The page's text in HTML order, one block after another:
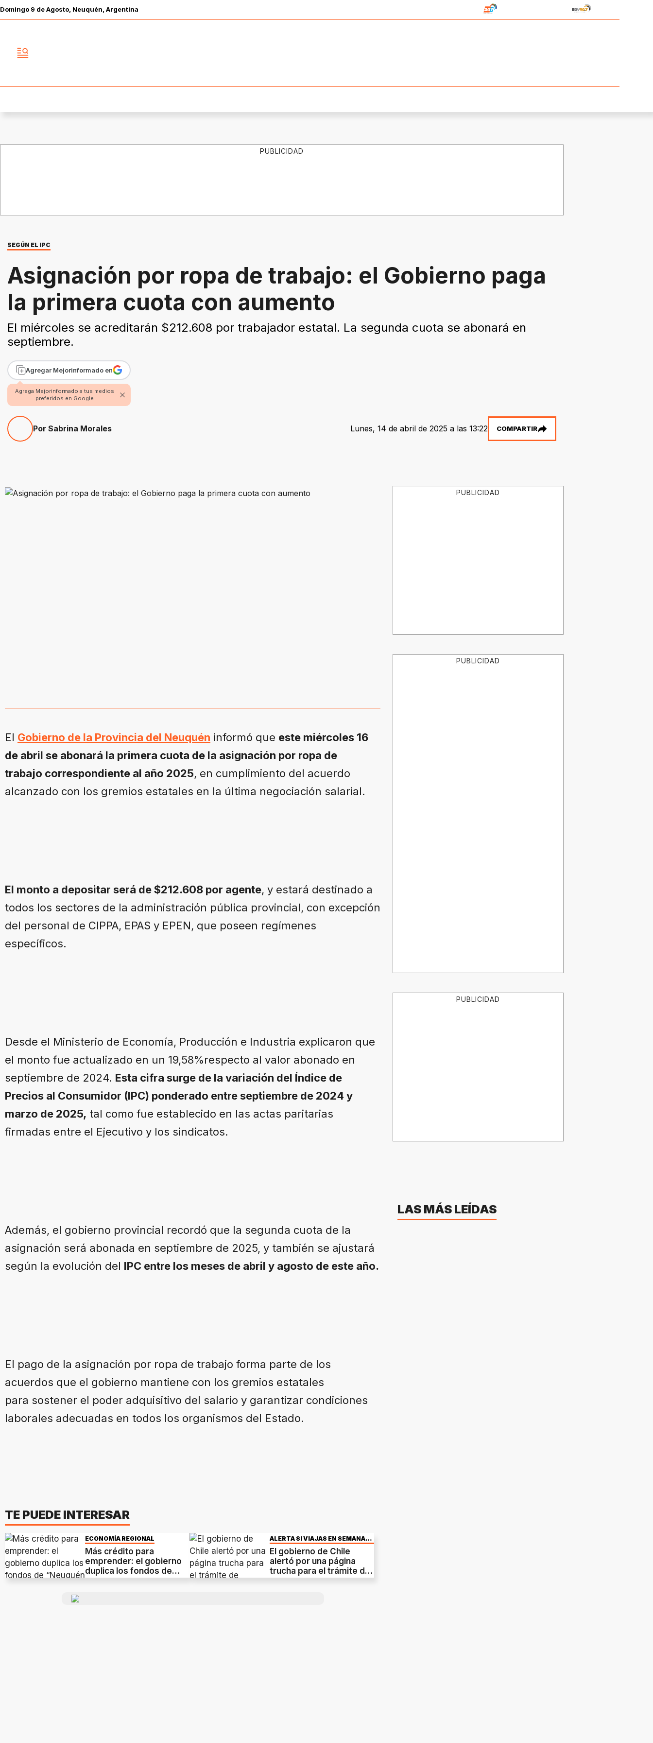
Domingo 9 deAgosto , Neuquén, Argentina
PUBLICIDAD
SEGÚN EL IPC
Asignación por ropa de trabajo: el Gobierno paga
la primera cuota con aumento
El miércoles se acreditarán $212.608 por trabajador estatal. La segunda cuota se abonará en
septiembre.
Agregar Mejorinformado en
Agrega Mejorinformado a tus medios
preferidos en Google
Por Sabrina Morales Lunes, 14 de abril de 2025 a las 13:22 COMPARTIR
El Gobierno de la Provincia del Neuquén informó que este miércoles 16
de abril se abonará la primera cuota de la asignación por ropa de
trabajo correspondiente al año 2025, en cumplimiento del acuerdo
alcanzado con los gremios estatales en la última negociación salarial.
El monto a depositar será de $212.608 por agente, y estará destinado a
todos los sectores de la administración pública provincial, con excepción
del personal de CIPPA, EPAS y EPEN, que poseen regímenes
específicos.
Desde el Ministerio de Economía, Producción e Industria explicaron que
el monto fue actualizado en un 19,58%respecto al valor abonado en
septiembre de 2024. Esta cifra surge de la variación del Índice de
Precios al Consumidor (IPC) ponderado entre septiembre de 2024 y
marzo de 2025, tal como fue establecido en las actas paritarias
firmadas entre el Ejecutivo y los sindicatos.
Además, el gobierno provincial recordó que la segunda cuota de la
asignación será abonada en septiembre de 2025, y también se ajustará
según la evolución del IPC entre los meses de abril y agosto de este año.
El pago de la asignación por ropa de trabajo forma parte de los
acuerdos que el gobierno mantiene con los gremios estatales
para sostener el poder adquisitivo del salario y garantizar condiciones
laborales adecuadas en todos los organismos del Estado.
TE PUEDE INTERESAR
ECONOMÍA REGIONAL
Más crédito para
emprender: el gobierno
duplica los fondos de
“Neuquén Financia”
ALERTA SI VIAJAS EN SEMANA
SANTA
El gobierno de Chile
alertó por una página
trucha para el trámite de
migración
PUBLICIDAD
PUBLICIDAD
PUBLICIDAD
LAS MÁS LEÍDAS